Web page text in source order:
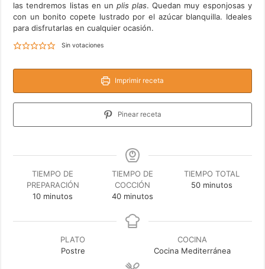
las tendremos listas en un plis plas. Quedan muy esponjosas y
con un bonito copete lustrado por el azúcar blanquilla. Ideales
para disfrutarlas en cualquier ocasión.
Sin votaciones
Imprimir receta
Pinear receta
TIEMPO DE
PREPARACIÓN
10minutos
minutos
TIEMPO DE
COCCIÓN
40minutos
minutos
TIEMPO TOTAL
50minutos
minutos
PLATO
Postre
COCINA
Cocina Mediterránea